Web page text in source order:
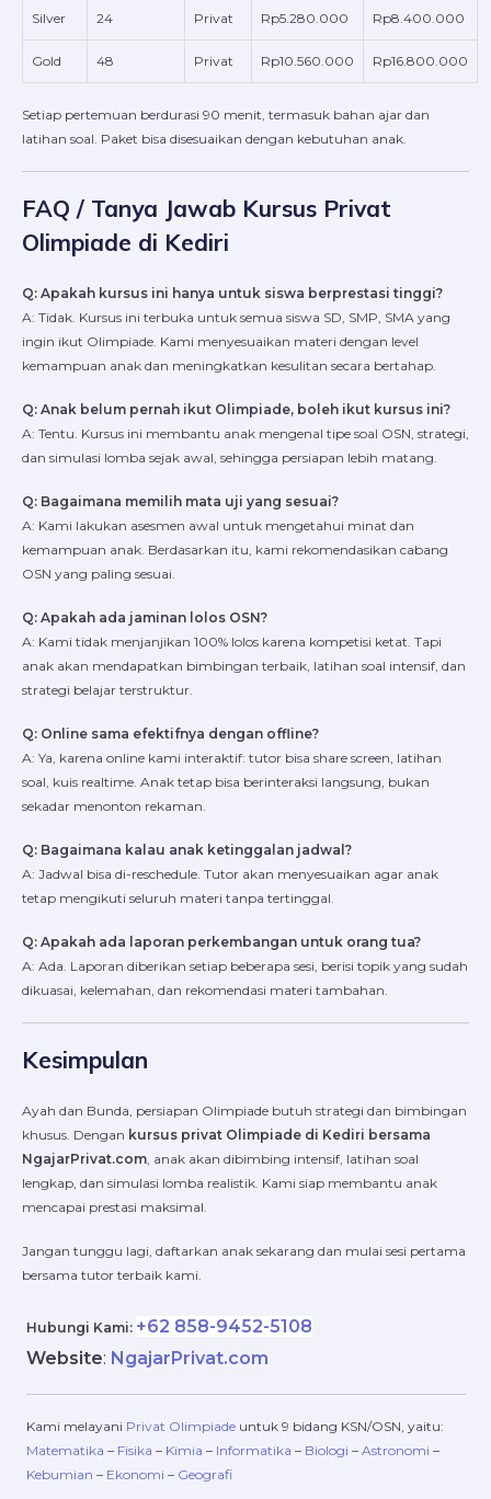
Silver 24 Privat Rp5.280.000 Rp8.400.000
Gold 48 Privat Rp10.560.000 Rp16.800.000
Setiap pertemuan berdurasi 90 menit, termasuk bahan ajar dan
latihan soal. Paket bisa disesuaikan dengan kebutuhan anak.
FAQ / Tanya Jawab Kursus Privat
Olimpiade di Kediri
Q: Apakah kursus ini hanya untuk siswa berprestasi tinggi?
A: Tidak. Kursus ini terbuka untuk semua siswa SD, SMP, SMA yang
ingin ikut Olimpiade. Kami menyesuaikan materi dengan level
kemampuan anak dan meningkatkan kesulitan secara bertahap.
Q: Anak belum pernah ikut Olimpiade, boleh ikut kursus ini?
A: Tentu. Kursus ini membantu anak mengenal tipe soal OSN, strategi,
dan simulasi lomba sejak awal, sehingga persiapan lebih matang.
Q: Bagaimana memilih mata uji yang sesuai?
A: Kami lakukan asesmen awal untuk mengetahui minat dan
kemampuan anak. Berdasarkan itu, kami rekomendasikan cabang
OSN yang paling sesuai.
Q: Apakah ada jaminan lolos OSN?
A: Kami tidak menjanjikan 100% lolos karena kompetisi ketat. Tapi
anak akan mendapatkan bimbingan terbaik, latihan soal intensif, dan
strategi belajar terstruktur.
Q: Online sama efektifnya dengan offline?
A: Ya, karena online kami interaktif: tutor bisa share screen, latihan
soal, kuis realtime. Anak tetap bisa berinteraksi langsung, bukan
sekadar menonton rekaman.
Q: Bagaimana kalau anak ketinggalan jadwal?
A: Jadwal bisa di-reschedule. Tutor akan menyesuaikan agar anak
tetap mengikuti seluruh materi tanpa tertinggal.
Q: Apakah ada laporan perkembangan untuk orang tua?
A: Ada. Laporan diberikan setiap beberapa sesi, berisi topik yang sudah
dikuasai, kelemahan, dan rekomendasi materi tambahan.
Kesimpulan
Ayah dan Bunda, persiapan Olimpiade butuh strategi dan bimbingan
khusus. Dengan kursus privat Olimpiade di Kediri bersama
NgajarPrivat.com , anak akan dibimbing intensif, latihan soal
lengkap, dan simulasi lomba realistik. Kami siap membantu anak
mencapai prestasi maksimal.
Jangan tunggu lagi, daftarkan anak sekarang dan mulai sesi pertama
bersama tutor terbaik kami.
Hubungi Kami: +62 858-9452-5108
Website: NgajarPrivat.com
Kami melayani Privat Olimpiadeuntuk 9 bidang KSN/OSN, yaitu:
Matematika – Fisika – Kimia – Informatika – Biologi – Astronomi –
Kebumian – Ekonomi – Geografi